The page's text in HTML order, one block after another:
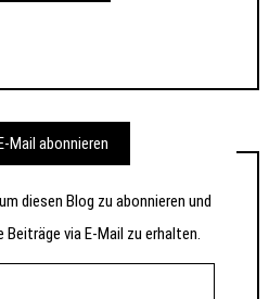
Mail abonnieren
diesen Blog zu abonnieren und
Beiträge via E-Mail zu erhalten.